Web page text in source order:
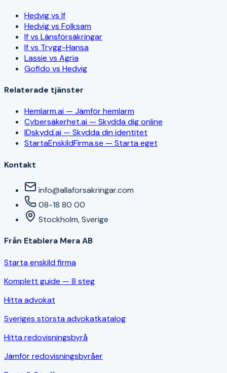
Hedvig vs If
Hedvig vs Folksam
If vs Länsförsäkringar
If vs Trygg-Hansa
Lassie vs Agria
Gofido vs Hedvig
Relaterade tjänster
Hemlarm.ai — Jämför hemlarm
Cybersäkerhet.ai — Skydda dig online
IDskydd.ai — Skydda din identitet
StartaEnskildFirma.se — Starta eget
Kontakt
info@allaforsakringar.com
08-18 80 00
Stockholm, Sverige
Från Etablera Mera AB
Starta enskild firma
Komplett guide — 8 steg
Hitta advokat
Sveriges största advokatkatalog
Hitta redovisningsbyrå
Jämför redovisningsbyråer